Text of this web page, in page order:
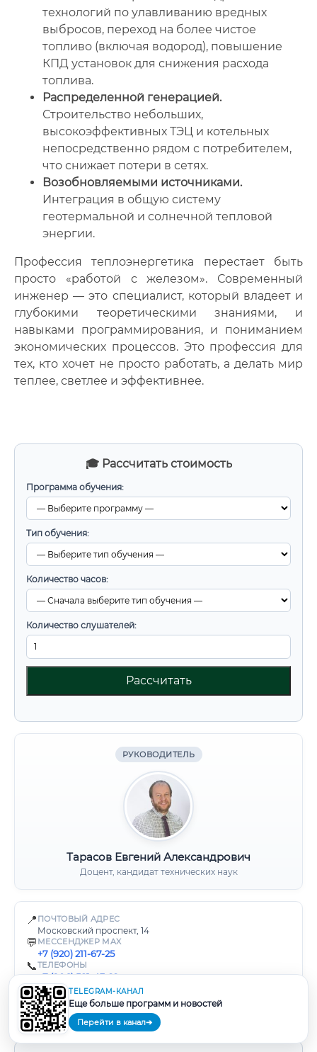
🎓 Рассчитать стоимость
Программа обучения:
Тип обучения:
Количество часов:
Количество слушателей:
Рассчитать
РУКОВОДИТЕЛЬ
Тарасов Евгений Александрович
Доцент, кандидат технических наук
📍 ПОЧТОВЫЙ АДРЕС
Московский проспект, 14
💬 МЕССЕНДЖЕР MAX
+7 (920) 211-67-25
📞ТЕЛЕФОНЫ
+7 (906) 581-43-22
+7 (920) 211-67-25
✉️ЭЛЕКТРОННАЯ ПОЧТА
382652@mail.ru
технологий по улавливанию вредных
выбросов, переход на более чистое
топливо (включая водород), повышение
КПД установок для снижения расхода
топлива.
Распределенной генерацией.
Строительство небольших,
высокоэффективных ТЭЦ и котельных
непосредственно рядом с потребителем,
что снижает потери в сетях.
Возобновляемыми источниками.
Интеграция в общую систему
геотермальной и солнечной тепловой
энергии.
Профессия теплоэнергетика перестает быть
просто «работой с железом». Современный
инженер — это специалист, который владеет и
глубокими теоретическими знаниями, и
навыками программирования, и пониманием
экономических процессов. Это профессия для
тех, кто хочет не просто работать, а делать мир
теплее, светлее и эффективнее.
TELEGRAM-КАНАЛ
Еще больше программ и новостей
Перейти в канал➔